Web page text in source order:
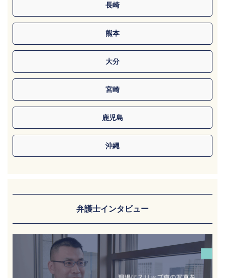
長崎
熊本
大分
宮崎
鹿児島
沖縄
弁護士インタビュー